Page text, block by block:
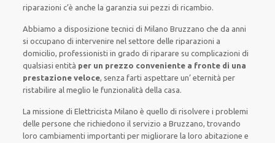
riparazioni c’è anche lagaranzia sui pezzi di ricambio.
Abbiamo a disposizionetecnici di Milano Bruzzano che da anni
si occupano di intervenirenel settore delle riparazioni a
domicilio, professionistiin grado di riparare su complicazioni di
qualsiasi entità per un prezzo conveniente a fronte di una
prestazione veloce, senza farti aspettare un’ eternità per
ristabilire al meglio le funzionalità della casa.
La missione di Elettricista Milano è quello di risolvere i problemi
delle persone cherichiedono il servizio a Bruzzano, trovando
lorocambiamenti importanti per migliorare la loro abitazione e